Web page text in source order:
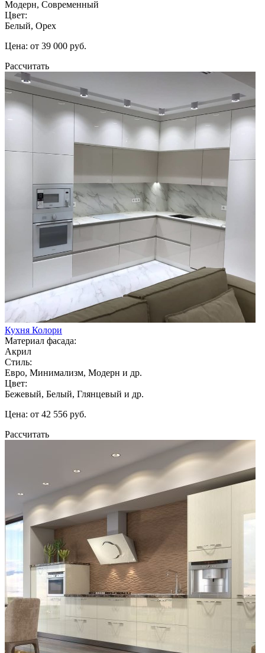
Модерн, Современный
Цвет:
Белый, Орех
Цена: от 39 000 руб.
Рассчитать
Кухня Колори
Материал фасада:
Акрил
Стиль:
Евро, Минимализм, Модерн и др.
Цвет:
Бежевый, Белый, Глянцевый и др.
Цена: от 42 556 руб.
Рассчитать